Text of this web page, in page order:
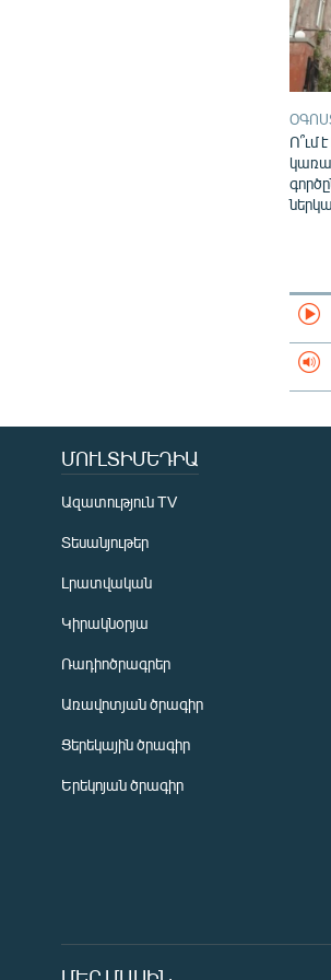
Ո՞ւմ
ՄՈՒԼՏԻՄԵԴԻԱ
Ազատություն TV
Տեսանյութեր
Լրատվական
Կիրակնօրյա
Ռադիոծրագրեր
Առավոտյան ծրագիր
Ցերեկային ծրագիր
Երեկոյան ծրագիր